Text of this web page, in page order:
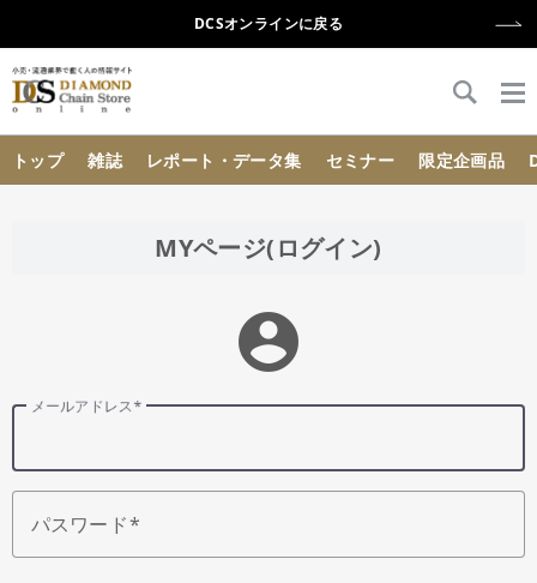
DCSオンラインに戻る
トップ 雑誌 レポート・データ集 セミナー 限定企画品
MYページ(ログイン)
account_circle
メールアドレス
パスワード